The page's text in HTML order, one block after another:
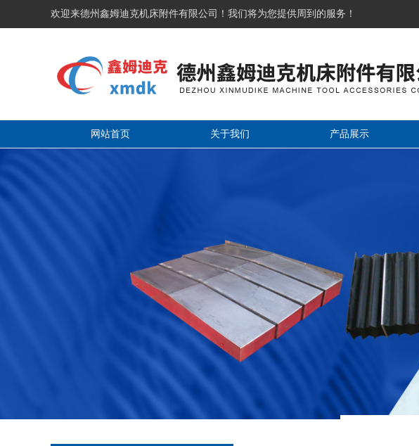
欢迎来德州鑫姆迪克机床附件有限公司！我们将为您提供周到的服务！
网站首页 关于我们 产品展示